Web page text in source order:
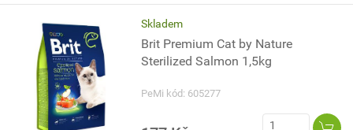
Skladem
Brit Premium Cat by Nature
Sterilized Salmon 1,5kg
PeMi kód: 605277